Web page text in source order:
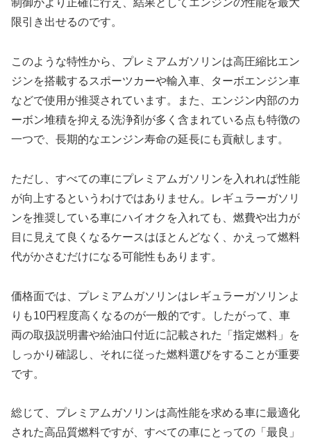
制御がより正確に行え、結果としてエンジンの性能を最大
限引き出せるのです。
このような特性から、プレミアムガソリンは高圧縮比エン
ジンを搭載するスポーツカーや輸入車、ターボエンジン車
などで使用が推奨されています。また、エンジン内部のカ
ーボン堆積を抑える洗浄剤が多く含まれている点も特徴の
一つで、長期的なエンジン寿命の延長にも貢献します。
ただし、すべての車にプレミアムガソリンを入れれば性能
が向上するというわけではありません。レギュラーガソリ
ンを推奨している車にハイオクを入れても、燃費や出力が
目に見えて良くなるケースはほとんどなく、かえって燃料
代がかさむだけになる可能性もあります。
価格面では、プレミアムガソリンはレギュラーガソリンよ
りも10円程度高くなるのが一般的です。したがって、車
両の取扱説明書や給油口付近に記載された「指定燃料」を
しっかり確認し、それに従った燃料選びをすることが重要
です。
総じて、プレミアムガソリンは高性能を求める車に最適化
された高品質燃料ですが、すべての車にとっての「最良」